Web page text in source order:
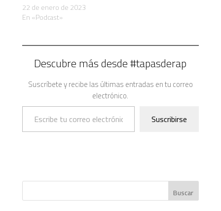
22 de enero de 2023
En «Podcast»
Descubre más desde #tapasderap
Suscríbete y recibe las últimas entradas en tu correo
electrónico.
Escribe tu correo electrónico…
Suscribirse